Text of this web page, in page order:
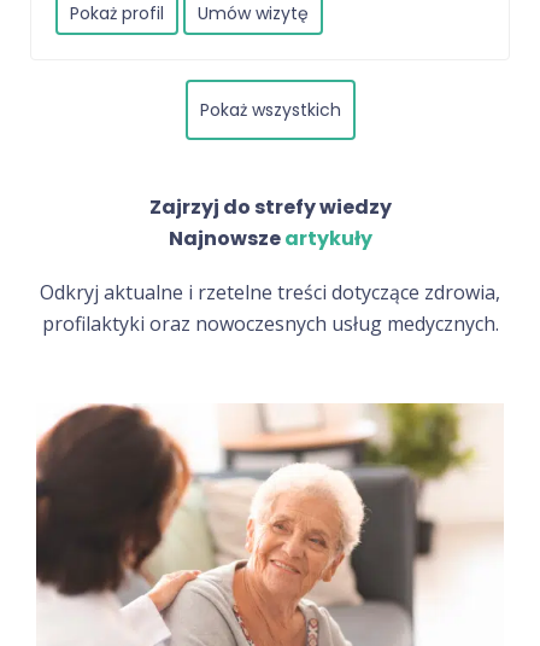
Pokaż profil Umów wizytę
Pokaż wszystkich
Zajrzyj do strefy wiedzy
Najnowszeartykuły
Odkryj aktualne i rzetelne treści dotyczące zdrowia,
profilaktyki oraz nowoczesnych usług medycznych.